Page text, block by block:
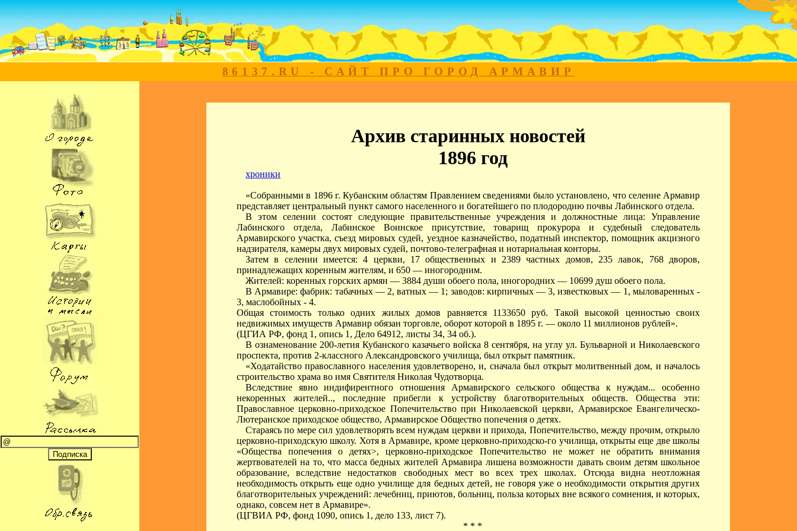
86137.RU - САЙТ ПРО ГОРОД АРМАВИР
Архив старинных новостей
1896 год
хроники
«Собранными в 1896 г. Кубанским областям Правлением сведениями было установлено, что селение Армавир
представляет центральный пункт самого населенного и богатейшего по плодородию почвы Лабинского отдела.
В этом селении состоят следующие правительственные учреждения и должностные лица: Управление
Лабинского отдела, Лабинское Воинское присутствие, товарищ прокурора и судебный следователь
Армавирского участка, съезд мировых судей, уездное казначейство, податный инспектор, помощник акцизного
надзирателя, камеры двух мировых судей, почтово-телеграфная и нотариальная конторы.
Затем в селении имеется: 4 церкви, 17 общественных и 2389 частных домов, 235 лавок, 768 дворов,
принадлежащих коренным жителям, и 650 — иногородним.
Жителей: коренных горских армян — 3884 души обоего пола, иногородних — 10699 душ обоего пола.
В Армавире: фабрик: табачных — 2, ватных — 1; заводов: кирпичных — 3, известковых — 1, мыловаренных -
3, маслобойных - 4.
Общая стоимость только одних жилых домов равняется 1133650 руб. Такой высокой ценностью своих
недвижимых имуществ Армавир обязан торговле, оборот которой в 1895 г. — около 11 миллионов рублей».
(ЦГИА РФ, фонд 1, опись 1, Дело 64912, листы 34, 34 об.).
В ознаменование 200-летия Кубанского казачьего войска 8 сентября, на углу ул. Бульварной и Николаевского
проспекта, против 2-классного Александровского училища, был открыт памятник.
«Ходатайство православного населения удовлетворено, и, сначала был открыт молитвенный дом, и началось
строительство храма во имя Святителя Николая Чудотворца.
Вследствие явно индифирентного отношения Армавирского сельского общества к нуждам... особенно
некоренных жителей.., последние прибегли к устройству благотворительных обществ. Общества эти:
Православное церковно-приходское Попечительство при Николаевской церкви, Армавирское Евангелическо-
Лютеранское приходское общество, Армавирское Общество попечения о детях.
Стараясь по мере сил удовлетворять всем нуждам церкви и прихода, Попечительство, между прочим, открыло
церковно-приходскую школу. Хотя в Армавире, кроме церковно-приходско-го училища, открыты еще две школы
«Общества попечения о детях>, церковно-приходское Попечительство не может не обратить внимания
жертвователей на то, что масса бедных жителей Армавира лишена возможности давать своим детям школьное
образование, вследствие недостатков свободных мест во всех трех школах. Отсюда видна неотложная
необходимость открыть еще одно училище для бедных детей, не говоря уже о необходимости открытия других
благотворительных учреждений: лечебниц, приютов, больниц, польза которых вне всякого сомнения, и которых,
однако, совсем нет в Армавире».
(ЦГВИА РФ, фонд 1090, опись 1, дело 133, лист 7).
* * *